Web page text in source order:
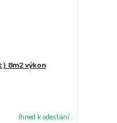
8m2 výkon
Ihned k odeslání